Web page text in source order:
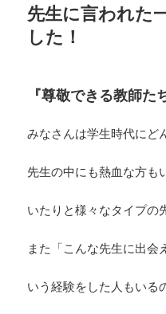
先生に言われた
した！
『尊敬できる教師た
みなさんは学生時代にど
先生の中にも熱血な方も
いたりと様々なタイプの
また「こんな先生に出会
いう経験をした人もいる